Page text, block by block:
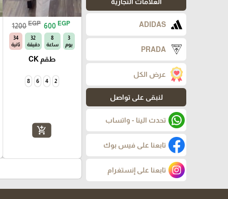
ADIDAS
PRADA
عرض الكل
لنبقى على تواصل
تحدث الينا - واتساب
تابعنا على فيس بوك
تابعنا على إنستغرام
1200 EGP 600 EGP
3
يوم
8
ساعة
32
دقيقة
33
ثانية
طقم CK
2
4
6
8
add_shopping_cart